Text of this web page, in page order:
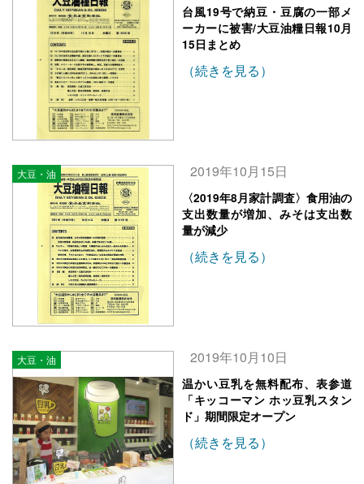
台風19号で納豆・豆腐の一部メ
ーカーに被害/大豆油糧日報10月
15日まとめ
（続きを見る）
大豆・油 2019年10月15日
〈2019年8月家計調査〉食用油の
支出数量が増加、みそは支出数
量が減少
（続きを見る）
大豆・油 2019年10月10日
温かい豆乳を無料配布、表参道
「キッコーマン ホッ豆乳スタン
ド」期間限定オープン
（続きを見る）